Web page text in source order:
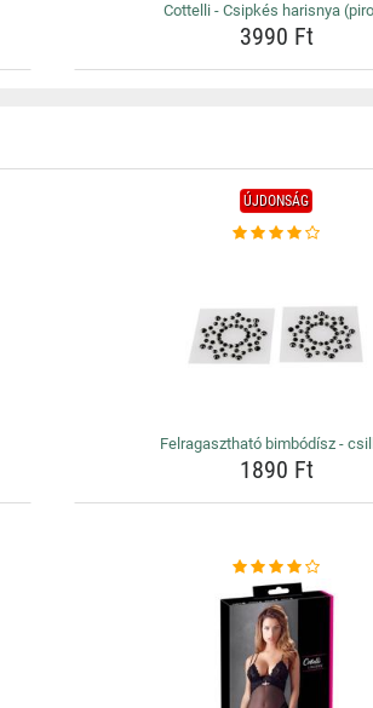
Cottelli - Csipkés harisnya
3990 Ft
ÚJDONSÁG
Felragasztható bimbódísz -
1890 Ft